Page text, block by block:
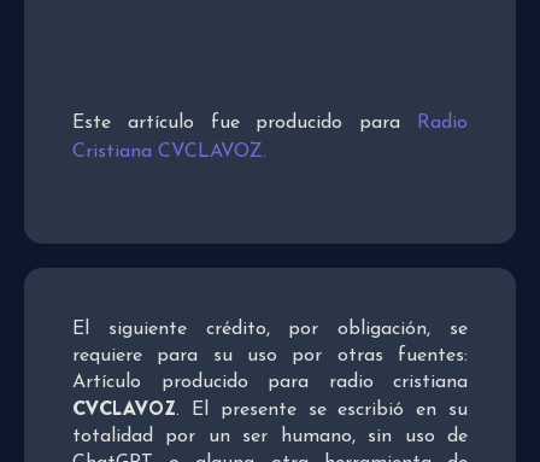
Este artículo fue producido para Radio
Cristiana CVCLAVOZ.
El siguiente crédito, por obligación, se
requiere para su uso por otras fuentes:
Artículo producido para radio cristiana
CVCLAVOZ. El presente se escribió en su
totalidad por un ser humano, sin uso de